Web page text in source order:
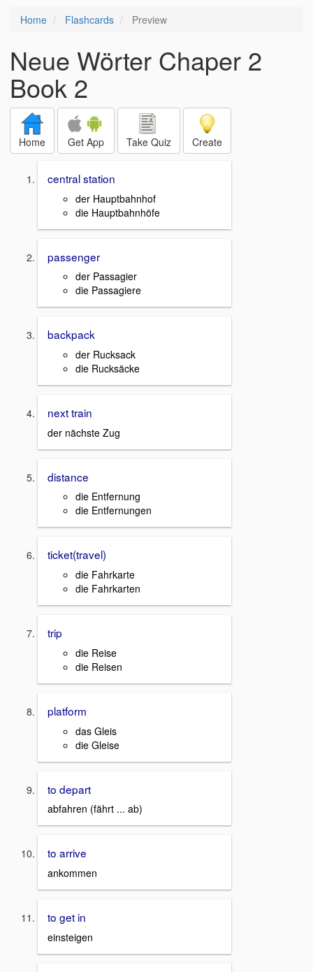
Home Flashcards Preview
Neue Wörter Chaper 2
Book 2
Home Get App Take Quiz Create
central station
der Hauptbahnhof
die Hauptbahnhöfe
passenger
der Passagier
die Passagiere
backpack
der Rucksack
die Rucksäcke
next train
der nächste Zug
distance
die Entfernung
die Entfernungen
ticket(travel)
die Fahrkarte
die Fahrkarten
trip
die Reise
die Reisen
platform
das Gleis
die Gleise
to depart
abfahren (fährt ... ab)
to arrive
ankommen
to get in
einsteigen